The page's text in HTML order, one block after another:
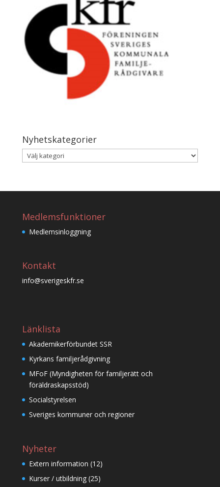
Nyhetskategorier
Nyhetskategorier
Medlemsfunktioner
Medlemsinloggning
Kontakt
info@sverigeskfr.se
Länklista
Akademikerförbundet SSR
Kyrkans familjerådgivning
MFoF (Myndigheten för familjerätt och
föräldraskapsstöd)
Socialstyrelsen
Sveriges kommuner och regioner
Nyheter
Extern information (12)
Kurser / utbildning(25)